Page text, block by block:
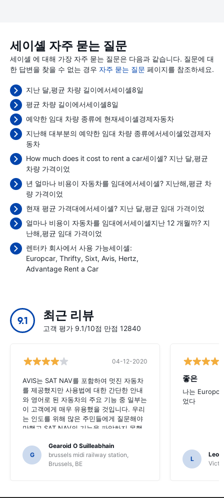
세이셸 자주 묻는 질문
세이셸 에 대해 가장 자주 묻는 질문은 다음과 같습니다. 질문에 대
한 답변을 찾을 수 없는 경우 자주 묻는 질문 페이지를 참조하세요.
지난 달,평균 차량 길이에서세이셸8일
평균 차량 길이에서세이셸8일
예약한 임대 차량 종류에 현재세이셸경제자동차
지난해 대부분의 예약한 임대 차량 종류에서세이셸었경제자
동차
How much does it cost to rent a car세이셸? 지난 달,평균
차량 가격이었
년 얼마나 비용이 자동차를 임대에서세이셸? 지난해,평균 차
량 가격이었
현재 평균 가격대에서세이셸? 지난 달,평균 임대 가격이었
얼마나 비용이 자동차를 임대에서세이셸지난 12 개월까? 지
난해,평균 임대 가격이었
렌터카 회사에서 사용 가능세이셸:
Europcar Thrifty Sixt Avis Hertz
Advantage Rent a Car
9.1 최근 리뷰
고객 평가 9.1/10점 만점 12840
04-12-2020
AVIS는 SAT NAV를 포함하여 멋진 자동차
를 제공했지만 사용법에 대한 간단한 안내
와 영어로 된 자동차의 주요 기능 중 일부는
이 고객에게 매우 유용했을 것입니다. 우리
는 인도를 위해 많은 주민들에게 질문해야
만했고 SAT NAV의 기능을 파악하지 못했
G
Gearoid O Suilleabhain
brussels midi railway station,
Brussels, BE
좋은
나는
었다
L